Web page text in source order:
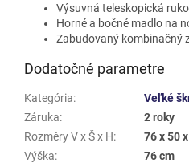
Výsuvná teleskopická
Horné a bočné madlo na
Zabudovaný kombinačný
Dodatočné parametre
Kategória:
Veľké
Záruka:
2 roky
Rozměry V x Š x H:
76 x 50
Výška:
76 cm